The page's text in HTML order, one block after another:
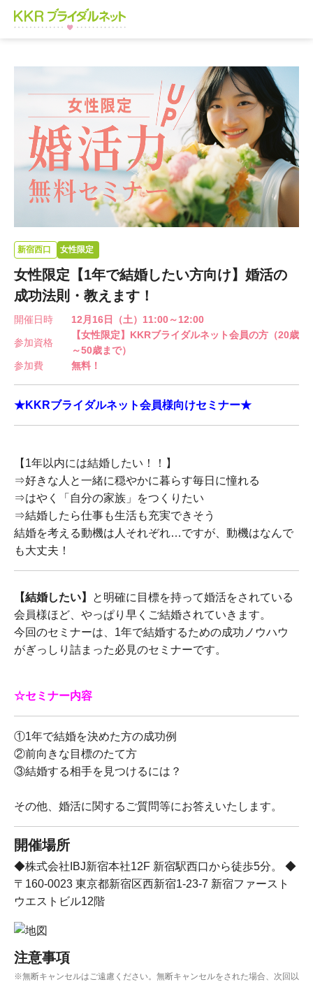
新宿西口 女性限定
女性限定【1年で結婚したい方向け】婚活の
成功法則・教えます！
開催日時 12月16日（土）11:00～12:00
参加資格
【女性限定】KKRブライダルネット会員の方（20歳
～50歳まで）
参加費
無料！
★KKRブライダルネット会員様向けセミナー★
【1年以内には結婚したい！！】
⇒好きな人と一緒に穏やかに暮らす毎日に憧れる
⇒はやく「自分の家族」をつくりたい
⇒結婚したら仕事も生活も充実できそう
結婚を考える動機は人それぞれ…ですが、動機はなんで
も大丈夫！
【結婚したい】
と明確に目標を持って婚活をされている
会員様ほど、やっぱり早くご結婚されていきます。
今回のセミナーは、1年で結婚するための成功ノウハウ
がぎっしり詰まった必見のセミナーです。
☆セミナー内容
①1年で結婚を決めた方の成功例
②前向きな目標のたて方
③結婚する相手を見つけるには？
その他、婚活に関するご質問等にお答えいたします。
開催場所
◆株式会社IBJ新宿本社12F 新宿駅西口から徒歩5分。 ◆
〒160-0023 東京都新宿区西新宿1-23-7 新宿ファースト
ウエストビル12階
注意事項
※無断キャンセルはご遠慮ください。無断キャンセルをされた場合、次回以